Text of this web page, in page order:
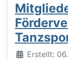
DetailsErstellt: